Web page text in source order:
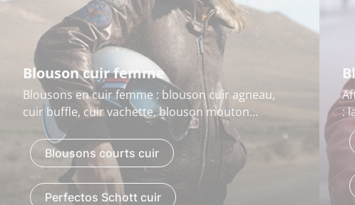
Blouson cuir femme
Blousons en cuir femme : blouson cuir agneau,
cuir buffle, cuir vachette, blouson mouton...
Blousons courts cuir
Perfectos Schott cuir
: